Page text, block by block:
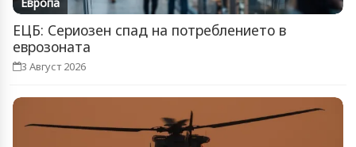
ЕЦБ: Сериозен спад на потреблението в
еврозоната
3 Август 2026